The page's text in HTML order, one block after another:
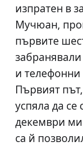
изпратен в
Мучюан,
първите
и телефонни
Първият
успяла да се
декември
са й